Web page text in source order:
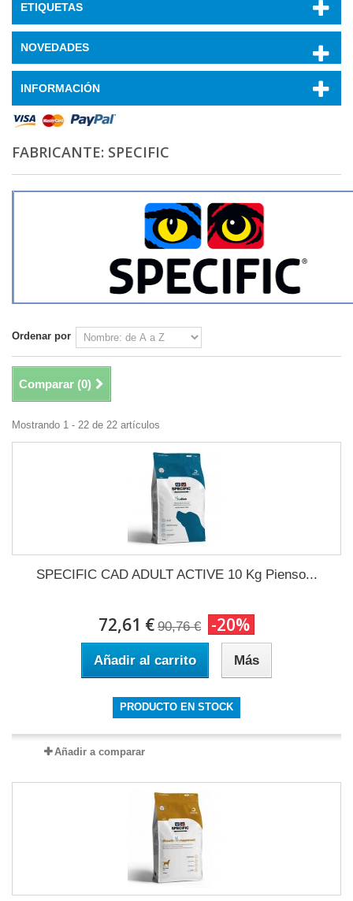
ETIQUETAS
NOVEDADES
INFORMACIÓN
FABRICANTE: SPECIFIC
Ordenar por
Comparar (0)
Mostrando 1 - 22 de 22 artículos
SPECIFIC CAD ADULT ACTIVE 10 Kg Pienso...
72,61 € 90,76 € -20%
Añadir al carrito Más
PRODUCTO EN STOCK
Añadir a comparar